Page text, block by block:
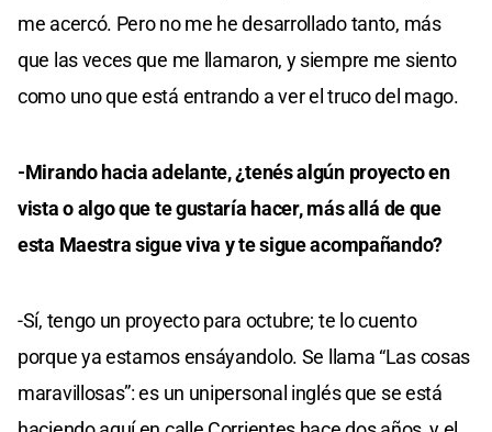
me acercó. Pero no me he desarrollado tanto, más
que las veces que me llamaron, y siempre me siento
como uno que está entrando a ver el truco del mago.
-Mirando hacia adelante, ¿tenés algún proyecto en
vista o algo que te gustaría hacer, más allá de que
esta Maestra sigue viva y te sigue acompañando?
-Sí, tengo un proyecto para octubre; te lo cuento
porque ya estamos ensáyandolo. Se llama “Las cosas
maravillosas”: es un unipersonal inglés que se está